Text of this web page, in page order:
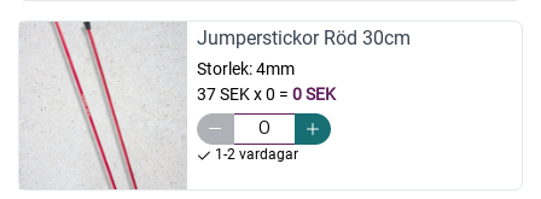
Jumperstickor Röd 30cm
Storlek:4mm
37 SEK x 0 = 0 SEK
1-2 vardagar